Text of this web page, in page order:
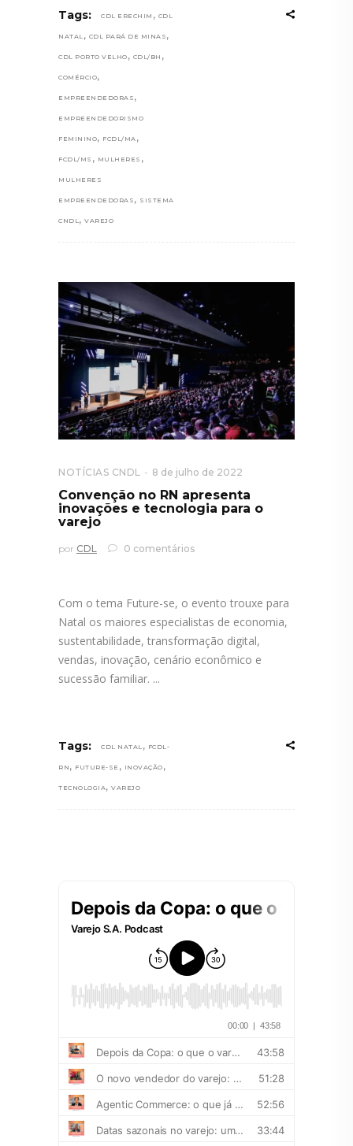
Tags: CDL ERECHIM , CDL
NATAL , CDL PARÁ DE MINAS ,
CDL PORTO VELHO , CDL/BH ,
COMÉRCIO,
EMPREENDEDORAS ,
EMPREENDEDORISMO
FEMININO, FCDL/MA ,
FCDL/MS , MULHERES ,
MULHERES
EMPREENDEDORAS , SISTEMA
CNDL , VAREJO
NOTÍCIAS CNDL 8 de julho de 2022
Convenção no RN apresenta
inovações e tecnologia para o
varejo
por CDL 0 comentários
Com o tema Future-se, o evento trouxe para
Natal os maiores especialistas de economia,
sustentabilidade, transformação digital,
vendas, inovação, cenário econômico e
sucessão familiar.
Tags: CDL NATAL , FCDL-
RN , FUTURE-SE , INOVAÇÃO ,
TECNOLOGIA , VAREJO